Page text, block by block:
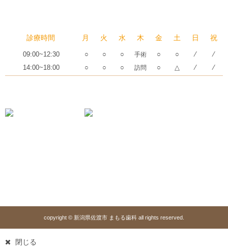
診療時間 月 火 水 木 金 土 日 祝
09:00~12:30 ○ ○ ○ 手術 ○ ○ ⁄
⁄
14:00~18:00
○ ○ ○ 訪問 ○ △ ⁄ ⁄
copyright © 新潟県佐渡市 まもる歯科 all rights reserved.
閉じる